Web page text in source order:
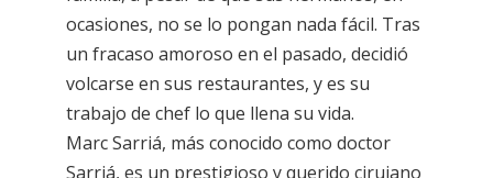
ocasiones, no se lo pongan nada fácil. Tras
un fracaso amoroso en el pasado, decidió
volcarse en sus restaurantes, y es su
trabajo de chef lo que llena su vida.
Marc Sarriá, más conocido como doctor
Sarriá, es un prestigioso y querido cirujano